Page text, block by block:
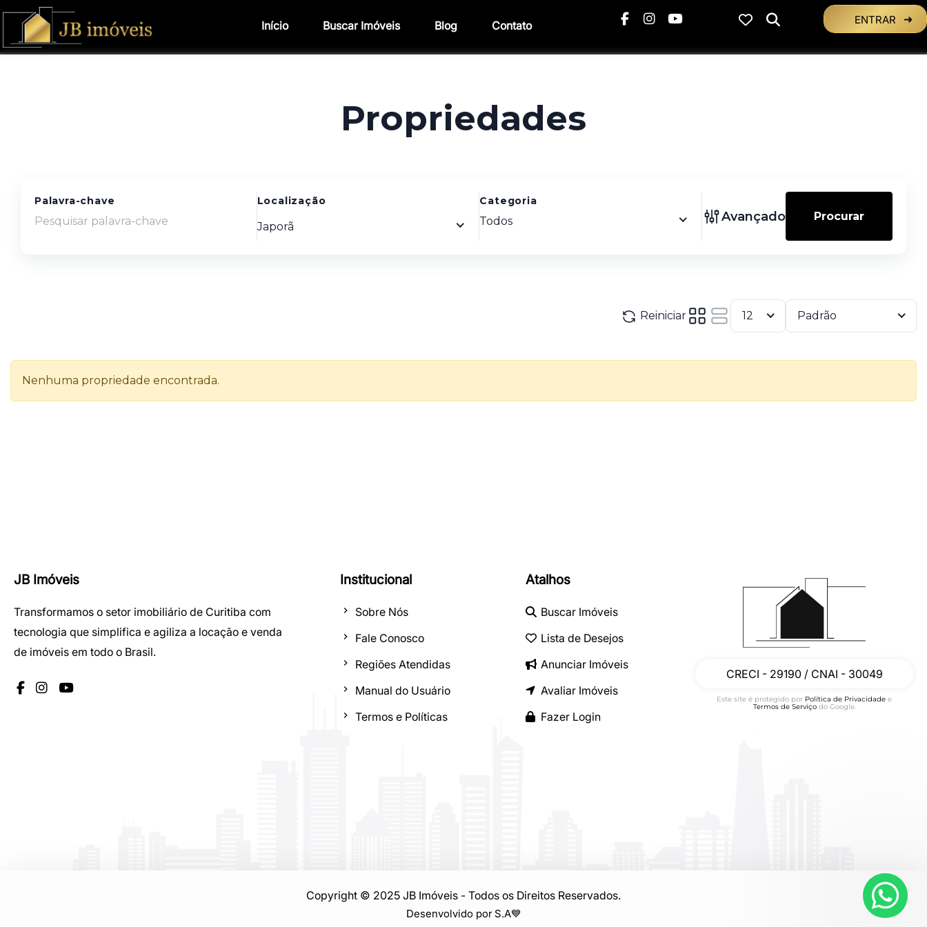
JB Imóveis
Transformamos o setor imobiliário de Curitiba com
tecnologia que simplifica e agiliza a locação e venda
de imóveis em todo o Brasil.
Institucional
Sobre Nós
Fale Conosco
Regiões Atendidas
Manual do Usuário
Termos e Políticas
Atalhos
Buscar Imóveis
Lista de Desejos
Anunciar Imóveis
Avaliar Imóveis
Fazer Login
CRECI - 29190 / CNAI - 30049
Este site é protegido por Política de Privacidade e
Termos de Serviçodo Google.
Copyright © 2025 JB Imóveis - Todos os Direitos Reservados.
Desenvolvido por S.A💙
Início Buscar Imóveis Blog Contato ENTRAR